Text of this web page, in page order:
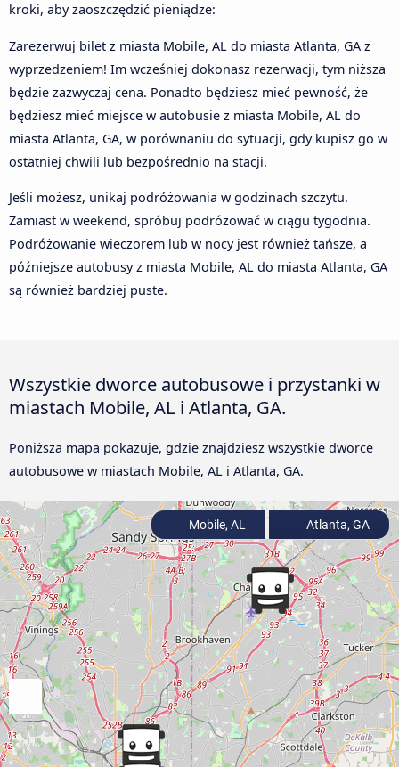
kroki, aby zaoszczędzić pieniądze:
Zarezerwuj bilet z miasta Mobile, AL do miasta Atlanta, GA z
wyprzedzeniem! Im wcześniej dokonasz rezerwacji, tym niższa
będzie zazwyczaj cena. Ponadto będziesz mieć pewność, że
będziesz mieć miejsce w autobusie z miasta Mobile, AL do
miasta Atlanta, GA, w porównaniu do sytuacji, gdy kupisz go w
ostatniej chwili lub bezpośrednio na stacji.
Jeśli możesz, unikaj podróżowania w godzinach szczytu.
Zamiast w weekend, spróbuj podróżować w ciągu tygodnia.
Podróżowanie wieczorem lub w nocy jest również tańsze, a
późniejsze autobusy z miasta Mobile, AL do miasta Atlanta, GA
są również bardziej puste.
Wszystkie dworce autobusowe i przystanki w
miastach Mobile, AL i Atlanta, GA.
Poniższa mapa pokazuje, gdzie znajdziesz wszystkie dworce
autobusowe w miastach Mobile, AL i Atlanta, GA.
Mobile, AL Atlanta, GA